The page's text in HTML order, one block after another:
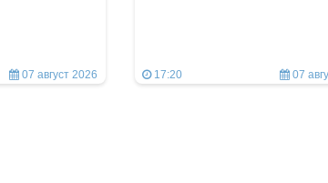
07 август 2026 17:20 07